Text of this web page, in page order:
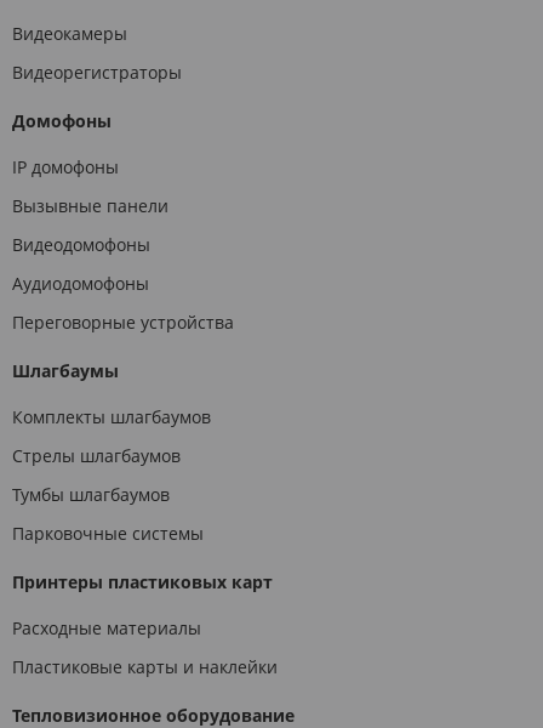
Видеокамеры
Видеорегистраторы
Домофоны
IP домофоны
Вызывные панели
Видеодомофоны
Аудиодомофоны
Переговорные устройства
Шлагбаумы
Комплекты шлагбаумов
Стрелы шлагбаумов
Тумбы шлагбаумов
Парковочные системы
Принтеры пластиковых карт
Расходные материалы
Пластиковые карты и наклейки
Тепловизионное оборудование